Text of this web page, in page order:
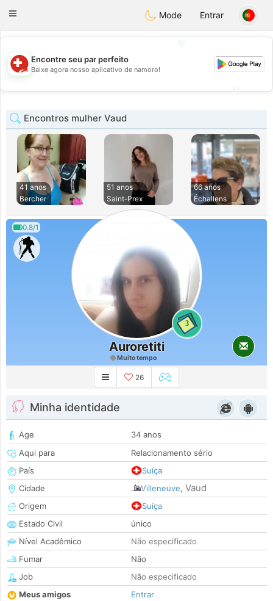
Suissi
Toggle
Mode Entrar
💖
💕
Encontre seu par perfeito
Baixe agora nosso aplicativo de namoro!
Encontros mulher Vaud
41 anos
Bercher
51 anos
Saint-Prex
66 anos
Échallens
0.8/1
3
Auroretiti
Muito tempo
26
Minha identidade
Age
34 anos
Aqui para
Relacionamento sério
País
Suíça
Cidade
Villeneuve, Vaud
Origem
Suíça
Estado Civil
único
Nível Acadêmico
Não especificado
Fumar
Não
Job
Não especificado
Meus amigos
Entrar